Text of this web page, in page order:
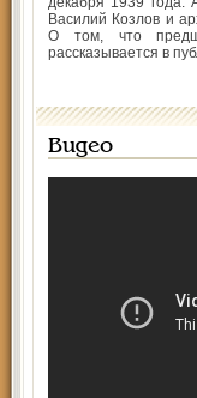
Василий Козлов и
О том, что
рассказывается в
Видео